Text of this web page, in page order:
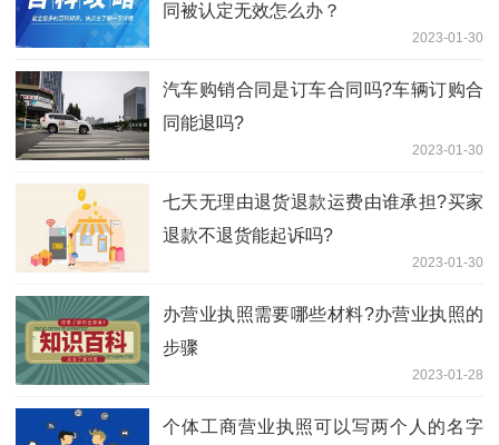
同被认定无效怎么办？
2023-01-30
汽车购销合同是订车合同吗?车辆订购合
同能退吗?
2023-01-30
七天无理由退货退款运费由谁承担?买家
退款不退货能起诉吗?
2023-01-30
办营业执照需要哪些材料?办营业执照的
步骤
2023-01-28
个体工商营业执照可以写两个人的名字